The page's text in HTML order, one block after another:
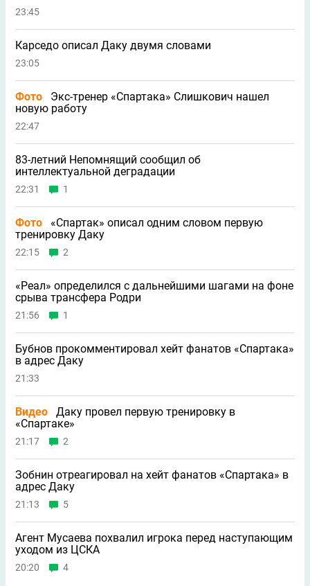
23:45
Карседо описал Даку двумя словами
23:05
Фото
Экс-тренер «Спартака» Слишкович нашел
новую работу
22:47
83-летний Непомнящий сообщил об
интеллектуальной деградации
22:31 1
Фото
«Спартак» описал одним словом первую
тренировку Даку
22:15 2
«Реал» определился с дальнейшими шагами на фоне
срыва трансфера Родри
21:56 1
Бубнов прокомментировал хейт фанатов «Спартака»
в адрес Даку
21:33
Видео
Даку провел первую тренировку в
«Спартаке»
21:17 2
Зобнин отреагировал на хейт фанатов «Спартака» в
адрес Даку
21:13 5
Агент Мусаева похвалил игрока перед наступающим
уходом из ЦСКА
20:20 4